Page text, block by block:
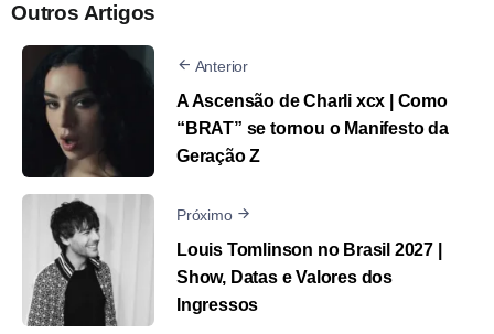
Outros Artigos
Anterior
A Ascensão de Charli xcx | Como
“BRAT” se tornou o Manifesto da
Geração Z
Próximo
Louis Tomlinson no Brasil 2027 |
Show, Datas e Valores dos
Ingressos